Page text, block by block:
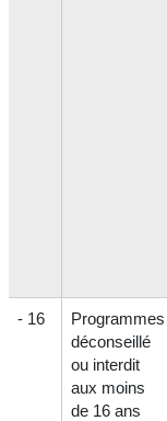
- 16
Programmes
déconseillé
ou interdit
aux moins
de 16 ans